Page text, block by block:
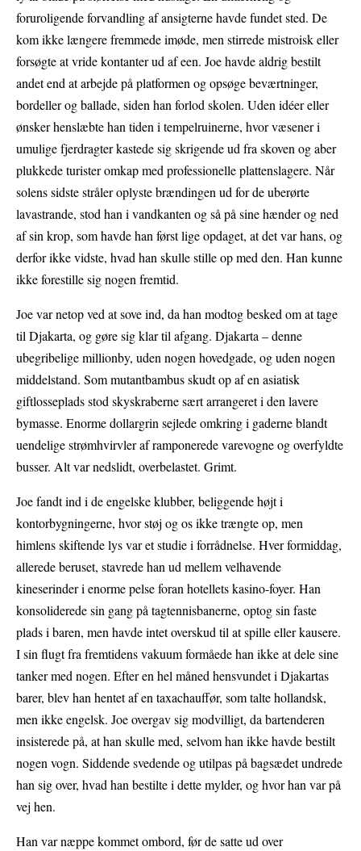
foruroligende forvandling af ansigterne havde fundet sted. De
kom ikke længere fremmede imøde, men stirrede mistroisk eller
forsøgte at vride kontanter ud af een. Joe havde aldrig bestilt
andet end at arbejde på platformen og opsøge beværtninger,
bordeller og ballade, siden han forlod skolen. Uden idéer eller
ønsker henslæbte han tiden i tempelruinerne, hvor væsener i
umulige fjerdragter kastede sig skrigende ud fra skoven og aber
plukkede turister omkap med professionelle plattenslagere. Når
solens sidste stråler oplyste brændingen ud for de uberørte
lavastrande, stod han i vandkanten og så på sine hænder og ned
af sin krop, som havde han først lige opdaget, at det var hans, og
derfor ikke vidste, hvad han skulle stille op med den. Han kunne
ikke forestille sig nogen fremtid.
Joe var netop ved at sove ind, da han modtog besked om at tage
til Djakarta, og gøre sig klar til afgang. Djakarta – denne
ubegribelige millionby, uden nogen hovedgade, og uden nogen
middelstand. Som mutantbambus skudt op af en asiatisk
giftlosseplads stod skyskraberne sært arrangeret i den lavere
bymasse. Enorme dollargrin sejlede omkring i gaderne blandt
uendelige strømhvirvler af ramponerede varevogne og overfyldte
busser. Alt var nedslidt, overbelastet. Grimt.
Joe fandt ind i de engelske klubber, beliggende højt i
kontorbygningerne, hvor støj og os ikke trængte op, men
himlens skiftende lys var et studie i forrådnelse. Hver formiddag,
allerede beruset, stavrede han ud mellem velhavende
kineserinder i enorme pelse foran hotellets kasino-foyer. Han
konsoliderede sin gang på tagtennisbanerne, optog sin faste
plads i baren, men havde intet overskud til at spille eller kausere.
I sin flugt fra fremtidens vakuum formåede han ikke at dele sine
tanker med nogen. Efter en hel måned hensvundet i Djakartas
barer, blev han hentet af en taxachauffør, som talte hollandsk,
men ikke engelsk. Joe overgav sig modvilligt, da bartenderen
insisterede på, at han skulle med, selvom han ikke havde bestilt
nogen vogn. Siddende svedende og utilpas på bagsædet undrede
han sig over, hvad han bestilte i dette mylder, og hvor han var på
vej hen.
Han var næppe kommet ombord, før de satte ud over